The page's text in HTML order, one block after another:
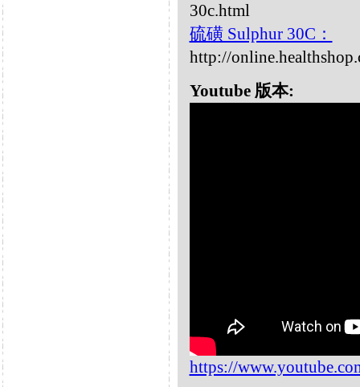
30c.html
硫磺 Sulphur 30C：
http://
Youtube 版本:
https://